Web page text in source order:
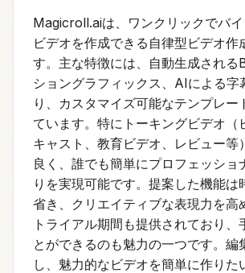
Magicroll.aiは、ワンクリックでバイ
ビデオを作成できる自律型ビデオ作
す。主な特徴には、自動生成される
ショングラフィックス、AIによる字
り、カスタマイズ可能なテンプレー
ています。特にトーキングビデオ（
キャスト、教育ビデオ、レビュー等
良く、誰でも簡単にプロフェッショ
りを実現可能です。提案した機能は
省き、クリエイティブな表現力を高
トライアル期間も提供されており、
とができるのも魅力の一つです。編
し、魅力的なビデオを簡単に作りた